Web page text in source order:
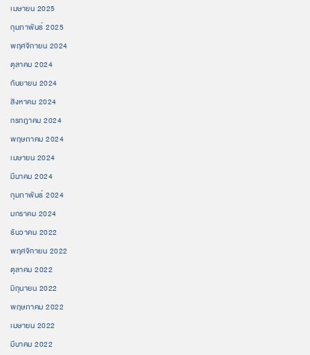
เมษายน 2025
กุมภาพันธ์ 2025
พฤศจิกายน 2024
ตุลาคม 2024
กันยายน 2024
สิงหาคม 2024
กรกฎาคม 2024
พฤษภาคม 2024
เมษายน 2024
มีนาคม 2024
กุมภาพันธ์ 2024
มกราคม 2024
ธันวาคม 2022
พฤศจิกายน 2022
ตุลาคม 2022
มิถุนายน 2022
พฤษภาคม 2022
เมษายน 2022
มีนาคม 2022